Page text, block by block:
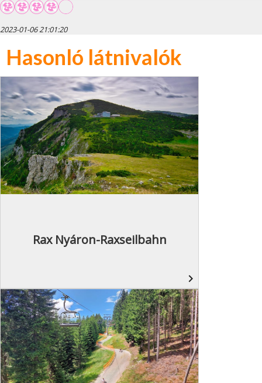
2023-01-06 21:01:20
Hasonló látnivalók
Rax Nyáron-Raxseilbahn
navigate_next